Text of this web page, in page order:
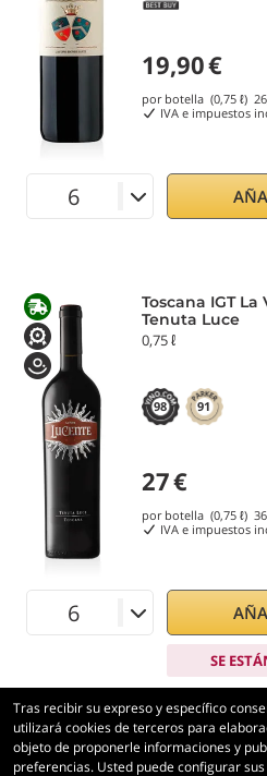
19,90€
por botella (0,75 ℓ)
IVA e impuestos
Toscana IGT
Tenuta Luce
0,75 ℓ
98 91
27€
por botella (0,75 ℓ) 36
IVA e impuestos
SE
Tras recibir su expreso y específico
utilizará cookies de terceros para
objeto de proponerle informaciones y
preferencias. Usted puede configurar